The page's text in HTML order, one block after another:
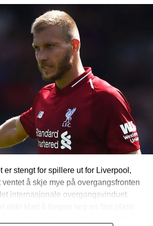
er stengt for spillere ut for Liverpool,
ventet å skje mye på overgangsfronten
internasjonale overgangsvinduet.